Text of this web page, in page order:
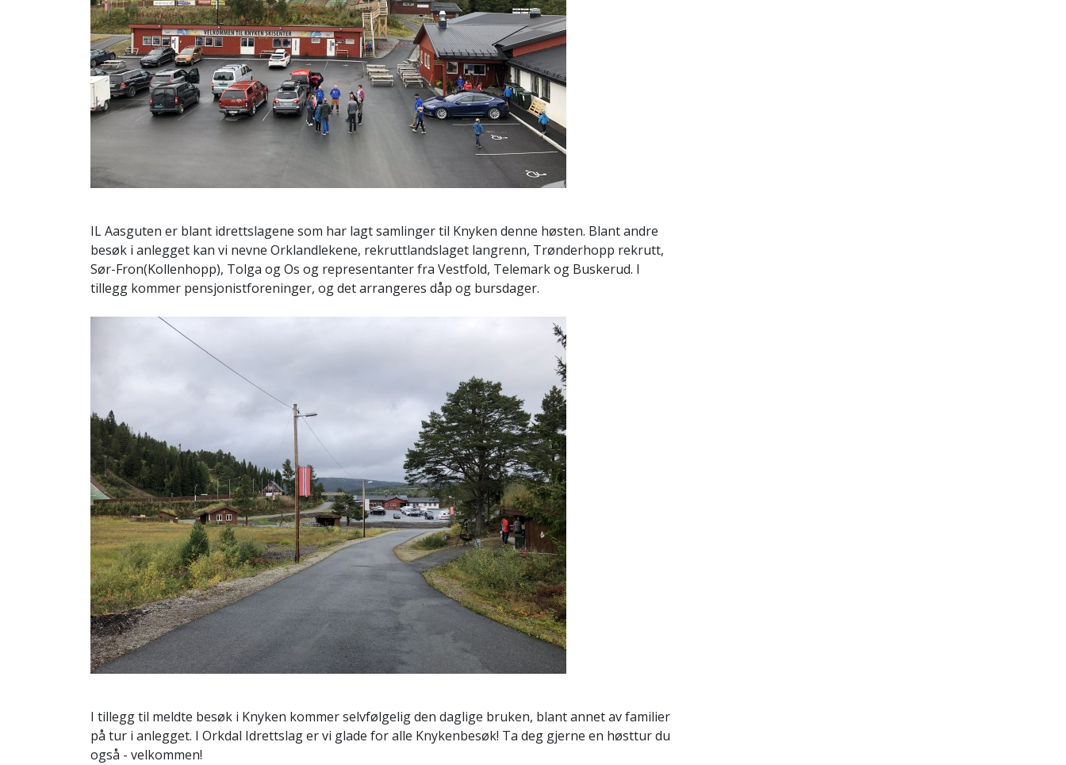
IL Aasguten er blant idrettslagene som har lagt samlinger til Knyken denne høsten. Blant andre
besøk i anlegget kan vi nevne Orklandlekene, rekruttlandslaget langrenn, Trønderhopp rekrutt,
Sør-Fron(Kollenhopp), Tolga og Os og representanter fra Vestfold, Telemark og Buskerud. I
tillegg kommer pensjonistforeninger, og det arrangeres dåp og bursdager.
I tillegg til meldte besøk i Knyken kommer selvfølgelig den daglige bruken, blant annet av familier
på tur i anlegget. I Orkdal Idrettslag er vi glade for alle Knykenbesøk! Ta deg gjerne en høsttur du
også - velkommen!